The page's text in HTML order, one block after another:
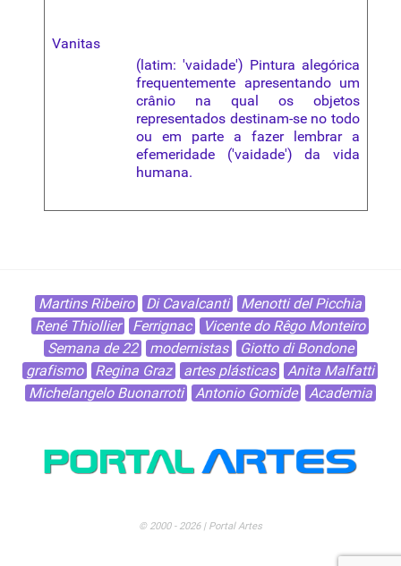
Vanitas
(latim: 'vaidade') Pintura alegórica
frequentemente apresentando um
crânio na qual os objetos
representados destinam-se no todo
ou em parte a fazer lembrar a
efemeridade ('vaidade') da vida
humana.
Martins Ribeiro Di Cavalcanti
Menotti del Picchia
René Thiollier
Ferrignac
Vicente do Rêgo Monteiro
Semana de 22
modernistas
Giotto di Bondone
grafismo
Regina Graz artes plásticas
Anita Malfatti
Michelangelo Buonarroti
Antonio Gomide Academia
© 2000 - 2026 | Portal Artes